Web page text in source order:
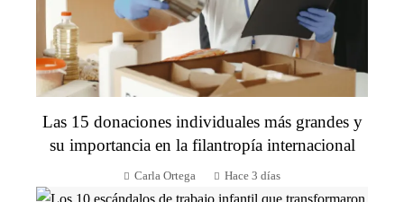
Las 15 donaciones individuales más grandes y
su importancia en la filantropía internacional
Carla Ortega Hace 3 días